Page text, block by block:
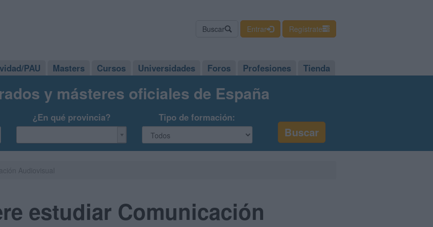
Buscar Entrar Regístrate
PAU Masters Cursos Universidades Foros Profesiones Tienda
y másteres oficiales de España
¿En qué provincia? Tipo de formación:
estudiar Comunicación